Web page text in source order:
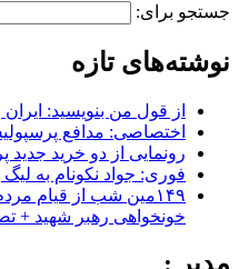
جستجو برای:
نوشته‌های تازه
از قول من بنویسید:
اختصاصی: مدافع
رونمایی از دو خرید جدید
فوری: جواد نکونام به
۱۴۹مین شب از قیام
خونخواهی رهبر شهید +